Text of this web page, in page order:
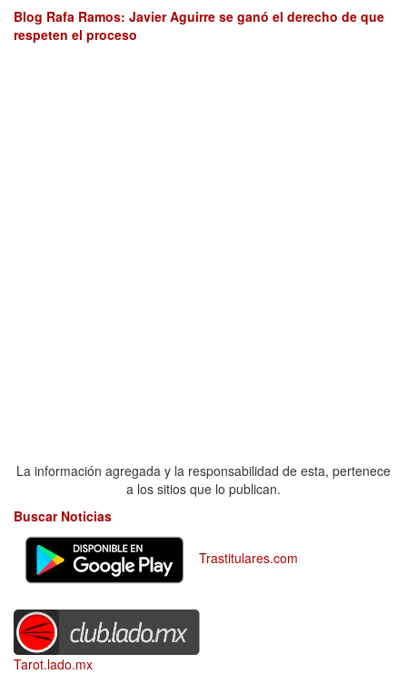
Blog Rafa Ramos: Javier Aguirre se ganó el derecho de que
respeten el proceso
La información agregada y la responsabilidad de esta, pertenece
a los sitios que lo publican.
Buscar Noticias
Trastitulares.com
Tarot.lado.mx